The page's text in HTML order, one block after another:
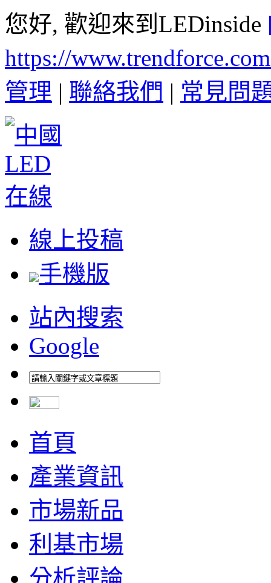
您好, 歡迎來到LEDinside
https://
管理 | 聯絡我們 | 常見問
線上投稿
手機版
站內搜索
Google
首頁
產業資訊
市場新品
利基市場
分析評論